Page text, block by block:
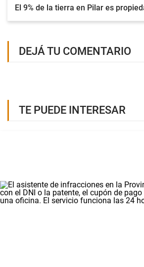
El 9% de la tierra en Pilar es
DEJÁ TU COMENTARIO
TE PUEDE INTERESAR